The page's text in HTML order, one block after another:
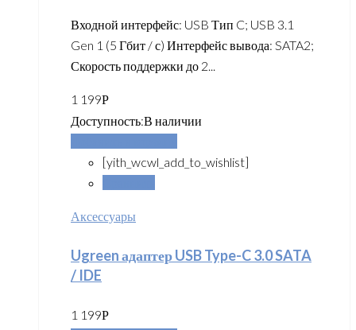
Входной интерфейс: USB Тип C; USB 3.1
Gen 1 (5 Гбит / с) Интерфейс вывода: SATA2;
Скорость поддержки до 2...
1 199Р
Доступность:В наличии
[yith_wcwl_add_to_wishlist]
Аксессуары
Ugreen адаптер USB Type-C 3.0 SATA
/ IDE
1 199Р